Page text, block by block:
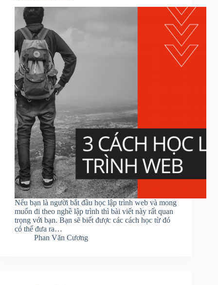
Nếu bạn là người bắt đầu học lập trình web và mong
muốn đi theo nghề lập trình thì bài viết này rất quan
trọng với bạn. Bạn sẽ biết được các cách học từ đó
có thể đưa ra…
Phan Văn Cương